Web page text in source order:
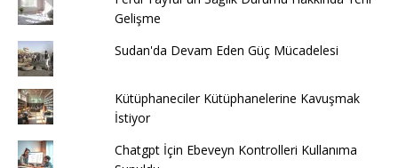
Gelişme
Sudan'da Devam Eden Güç Mücadelesi
Kütüphaneciler Kütüphanelerine Kavuşmak
İstiyor
Chatgpt İçin Ebeveyn Kontrolleri Kullanıma